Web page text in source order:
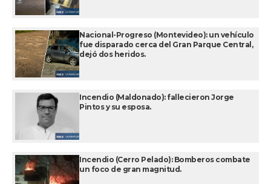
Nacional-Progreso (Montevideo): un vehículo
fue disparado cerca del Gran Parque Central,
dejó dos heridos.
Incendio (Maldonado): fallecieron Jorge
Pintos y su esposa.
Incendio (Cerro Pelado): Bomberos combate
un foco de gran magnitud.